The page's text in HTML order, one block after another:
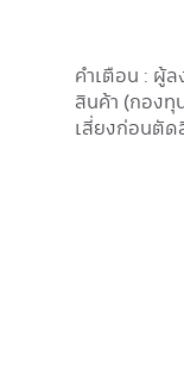
คำเตือน : ผู้
สินค้า (กองทุ
เสี่ยงก่อนตัด